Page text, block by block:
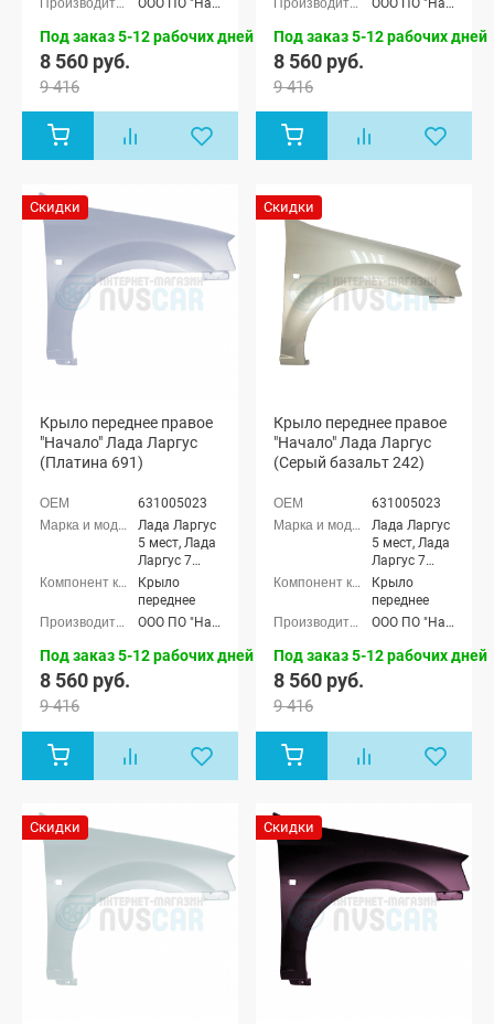
Под заказ 5-12 рабочих дней
8 560 руб.
9 416
Под заказ 5-12 рабочих дней
8 560 руб.
9 416
Скидки
Крыло переднее правое
"Начало" Лада Ларгус
(Платина 691)
631005023
Лада Ларгус
5 мест, Лада
Ларгус 7
мест
Крыло
переднее
ООО ПО "Начало"
Под заказ 5-12 рабочих дней
8 560 руб.
9 416
Скидки
Крыло переднее правое
"Начало" Лада Ларгус
(Серый базальт 242)
631005023
Лада Ларгус
5 мест, Лада
Ларгус 7
мест
Крыло
переднее
ООО ПО "Начало"
Под заказ 5-12 рабочих дней
8 560 руб.
9 416
Скидки Скидки